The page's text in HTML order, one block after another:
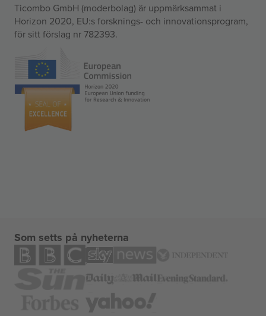
Ticombo GmbH (moderbolag) är uppmärksammat i
Horizon 2020, EU:s forsknings- och innovationsprogram,
för sitt förslag nr 782393.
Som setts på nyheterna